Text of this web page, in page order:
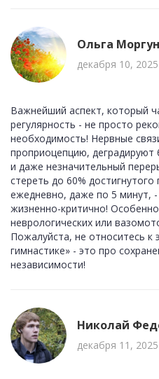
Ольга
декабря 10,
Важнейший аспект, который
регулярность - не просто
необходимость! Нервные
проприоцепцию, деградируют
и даже незначительный
стереть до 60%
ежедневно, даже по 5 минут,
жизненно-критично!
неврологических или
Пожалуйста, не относитесь к
гимнастике» - это про
независимости!
Николай
декабря 11,